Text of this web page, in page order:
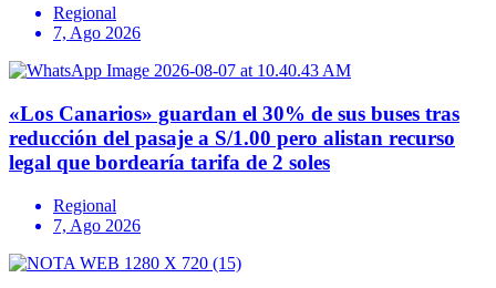
Regional
7, Ago 2026
«Los Canarios» guardan el 30% de sus buses tras
reducción del pasaje a S/1.00 pero alistan recurso
legal que bordearía tarifa de 2 soles
Regional
7, Ago 2026